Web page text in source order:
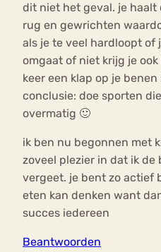
dit niet het geval. je
rug en gewrichten
als je te veel hardloopt of
omgaat of niet krijg je
keer een klap op je
conclusie: doe sporten
overmatig 🙂
ik ben nu begonnen met
zoveel plezier in dat ik
vergeet. je bent zo actief
eten kan denken want
succes iedereen
Beantwoorden